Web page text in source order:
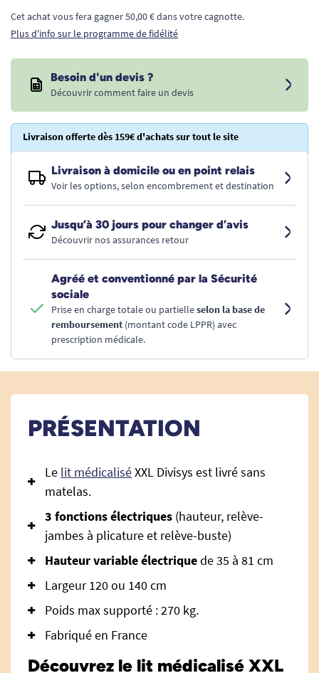
Cet achat vous fera gagner 50,00 € dans votre cagnotte.
Plus d'info sur le programme de fidélité
Besoin d'un devis ?
Découvrir comment faire un devis
Livraison offerte dès 159€ d'achats sur tout le site
Livraison à domicile ou en point relais
Voir les options, selon encombrement et destination
Jusqu’à 30 jours pour changer d’avis
Découvrir nos assurances retour
Agréé et conventionné par la Sécurité
sociale
Prise en charge totale ou partielleselon la base de
remboursement (montant code LPPR) avec
prescription médicale.
PRÉSENTATION
Le lit médicaliséXXL Divisys est livré sans
matelas.
3 fonctions électriques (hauteur, relève-
jambes à plicature et relève-buste)
Hauteur variable électriquede 35 à 81 cm
Largeur 120 ou 140 cm
Poids max supporté : 270 kg.
Fabriqué en France
Découvrez le lit médicalisé XXL